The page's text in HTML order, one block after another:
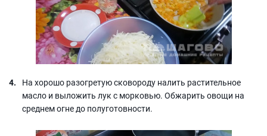
На хорошо разогретую сковороду налить растительное
масло и выложить лук с морковью. Обжарить овощи на
среднем огне до полуготовности.